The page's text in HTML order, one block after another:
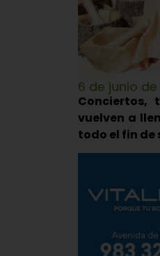
6 de junio
Conciertos,
vuelven a
todo el fin de